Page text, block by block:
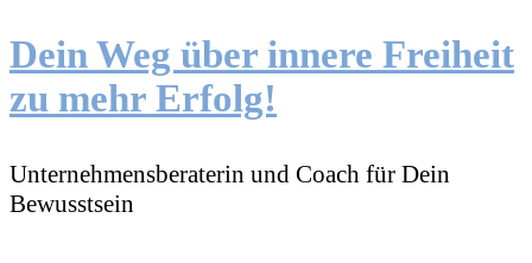
Dein Weg über innere Freiheit
zu mehr Erfolg!
Unternehmensberaterin und Coach für Dein
Bewusstsein